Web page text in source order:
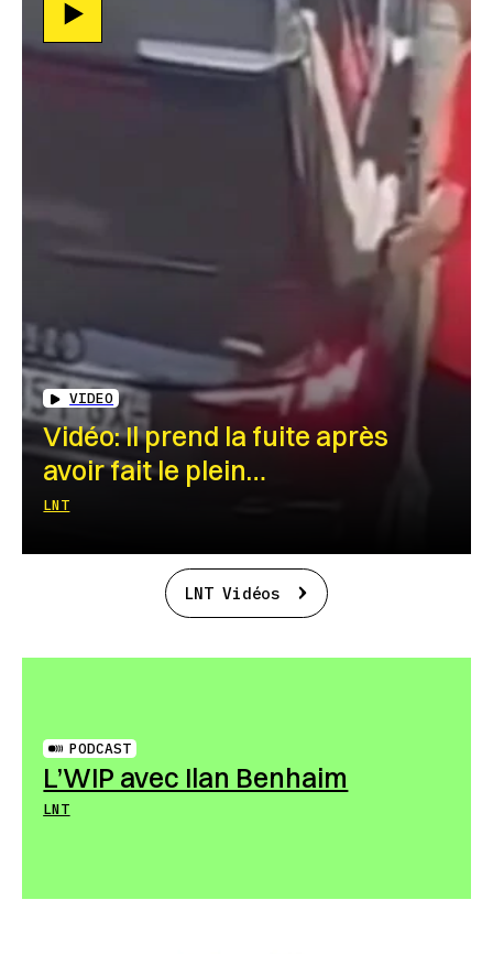
VIDEO
Vidéo: Il prend la fuite après
avoir fait le plein…
LNT
LNT Vidéos
PODCAST
L’WIP avec Ilan Benhaim
LNT